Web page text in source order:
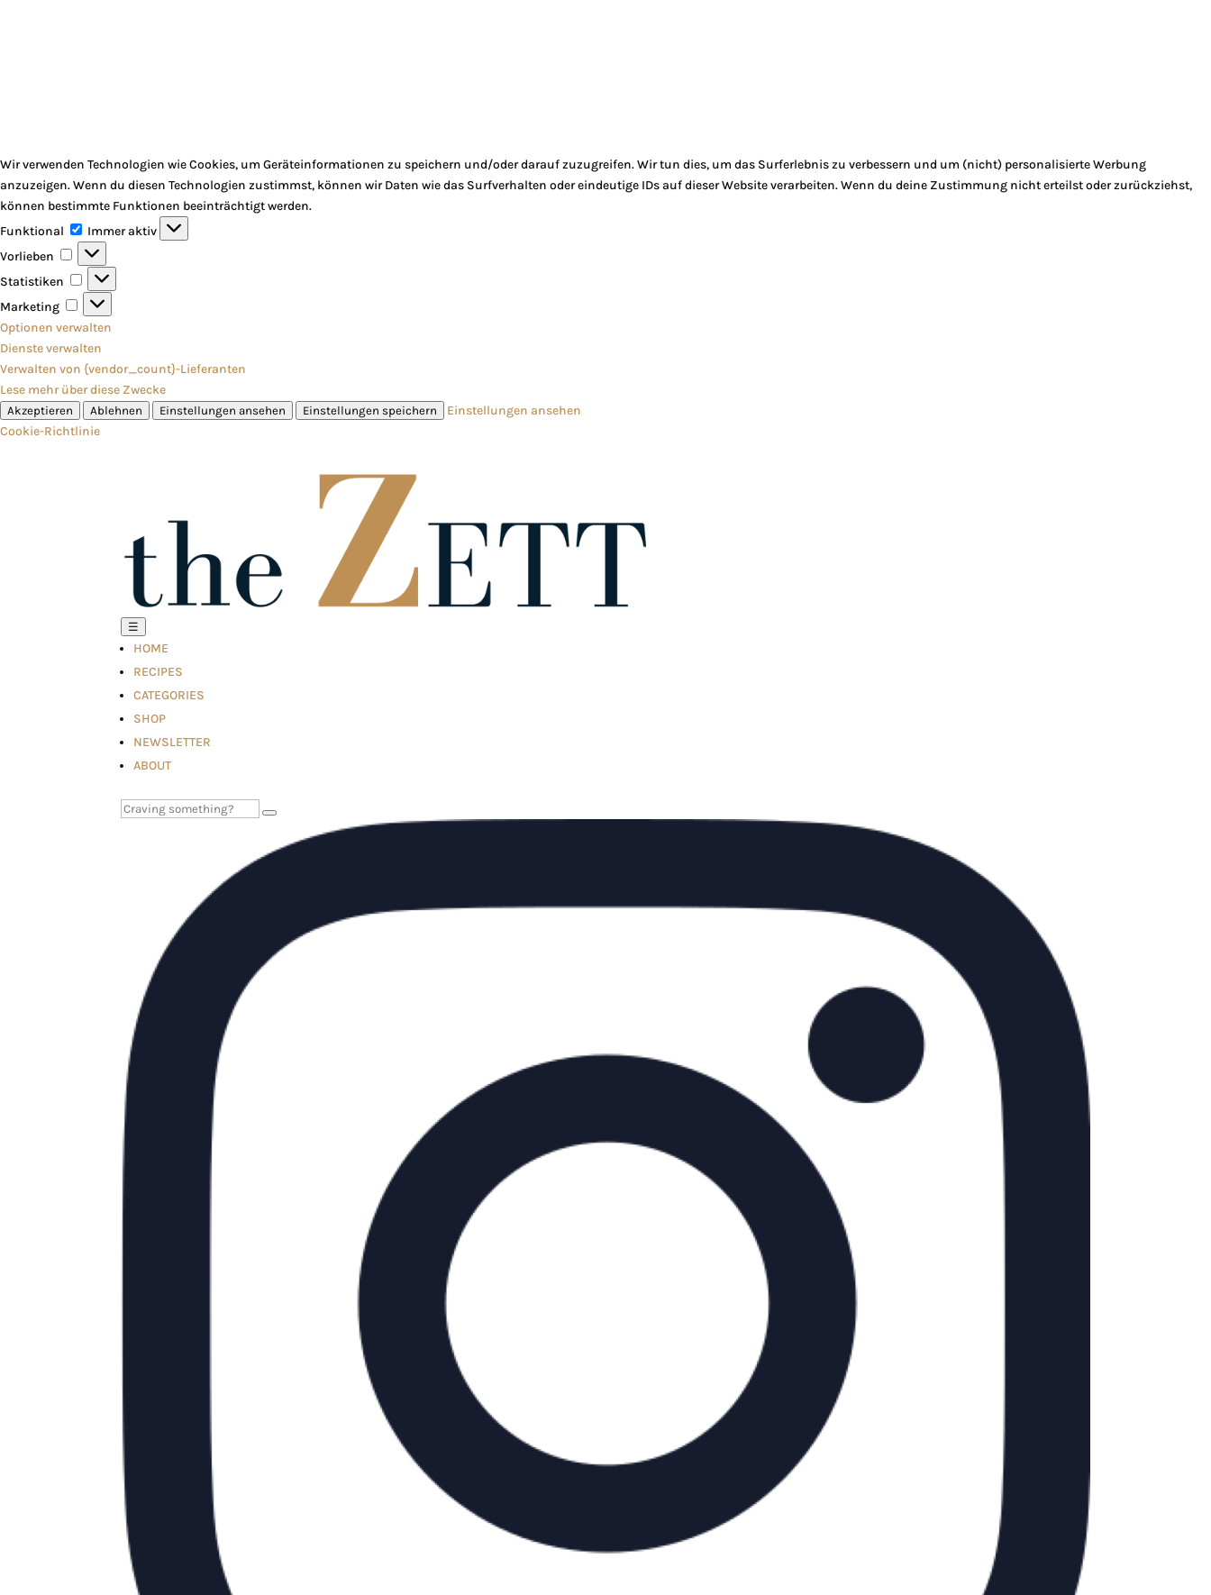
Wir verwenden Technologien wie Cookies, um Geräteinformationen zu speichern und/oder darauf zuzugreifen. Wir tun dies, um das Surferlebnis zu verbessern und um (nicht) personalisierte Werbung
anzuzeigen. Wenn du diesen Technologien zustimmst, können wir Daten wie das Surfverhalten oder eindeutige IDs auf dieser Website verarbeiten. Wenn du deine Zustimmung nicht erteilst oder zurückziehst,
können bestimmte Funktionen beeinträchtigt werden.
Funktional
Funktional
Immer aktiv
Vorlieben
Vorlieben
Statistiken
Statistiken
Marketing
Marketing
Optionen verwalten
Dienste verwalten
Verwalten von {vendor_count}-Lieferanten
Lese mehr über diese Zwecke
Akzeptieren Ablehnen Einstellungen ansehen Einstellungen speichern
Einstellungen ansehen
Cookie-Richtlinie
☰
HOME
RECIPES
CATEGORIES
SHOP
NEWSLETTER
ABOUT